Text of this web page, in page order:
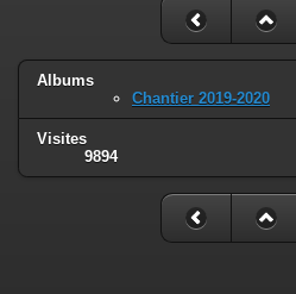
Albums
Chantier 2019-2020
Visites
9894